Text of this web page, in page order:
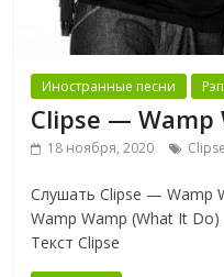
Иностранные песни
Clipse — Wamp
18 ноября, 2020 Clipse
Слушать Clipse — Wamp
Wamp Wamp (What It
Текст Clipse